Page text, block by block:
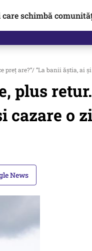
care schimbă
preț are?”/ ”La banii ăștia, ai
plus
cazare o
News